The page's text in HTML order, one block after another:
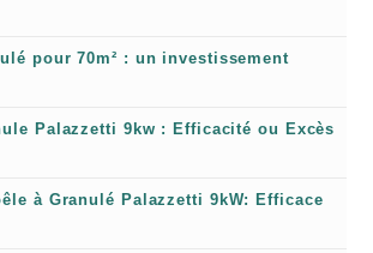
pour 70m² : un investissement
Palazzetti 9kw : Efficacité ou Excès
à Granulé Palazzetti 9kW: Efficace